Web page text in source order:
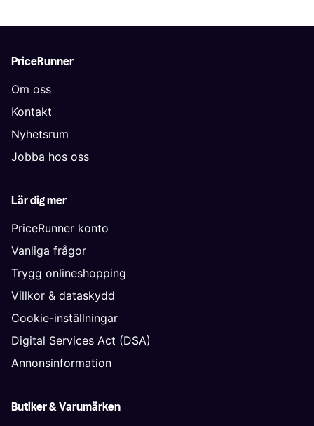
PriceRunner
Om oss
Kontakt
Nyhetsrum
Jobba hos oss
Lär dig mer
PriceRunner konto
Vanliga frågor
Trygg onlineshopping
Villkor & dataskydd
Cookie-inställningar
Digital Services Act (DSA)
Annonsinformation
Butiker & Varumärken